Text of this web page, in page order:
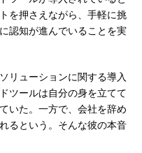
を押さえながら、手軽に挑
認知が進んでいることを実
リューションに関する導入
ツールは自分の身を立てて
いた。一方で、会社を辞め
るという。そんな彼の本音